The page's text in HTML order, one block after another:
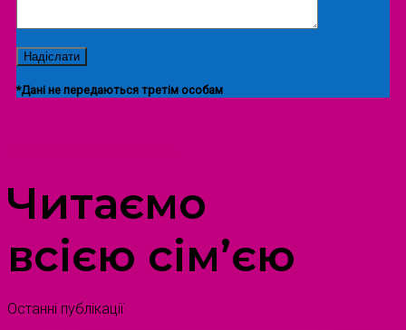
*Дані не передаються третім особам
Читаємо
всією сім’єю
Останні публікації